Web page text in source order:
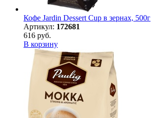
Кофе Jardin Dessert Cup в зернах, 500г
Артикул: 172681
616 руб.
В корзину